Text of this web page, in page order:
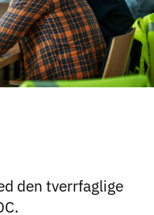
den tverrfaglige